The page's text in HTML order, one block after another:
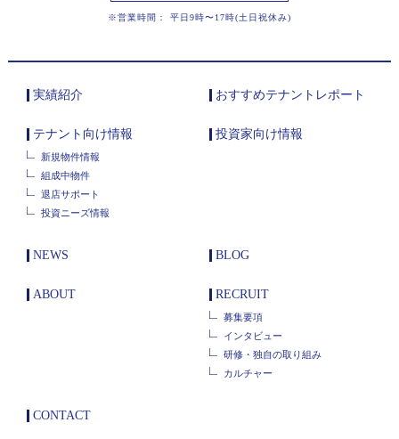
※営業時間： 平日9時〜17時(土日祝休み)
実績紹介 おすすめテナントレポート
テナント向け情報
新規物件情報
組成中物件
退店サポート
投資ニーズ情報
投資家向け情報
NEWS BLOG
ABOUT RECRUIT
募集要項
インタビュー
研修・独自の取り組み
カルチャー
CONTACT